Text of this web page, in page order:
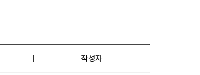
작성자